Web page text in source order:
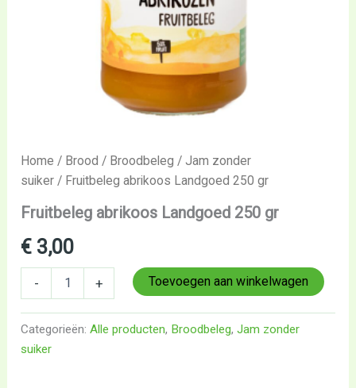
Home / Brood / Broodbeleg /Jam zonder
suiker / Fruitbeleg abrikoos Landgoed 250 gr
Fruitbeleg abrikoos Landgoed 250 gr
€ 3,00
- + Toevoegen aan winkelwagen
Categorieën:Alle producten, Broodbeleg,Jam zonder
suiker